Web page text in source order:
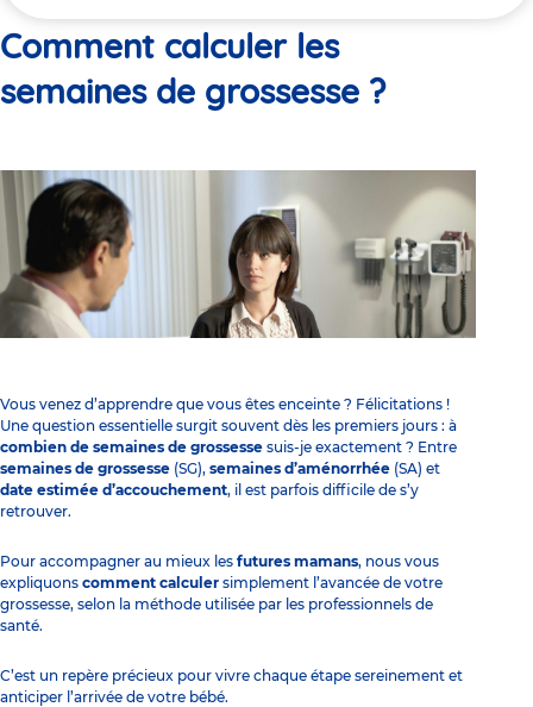
Comment calculer les
semaines de grossesse ?
Vous venez d’apprendre que vous êtes enceinte ? Félicitations !
Une question essentielle surgit souvent dès les premiers jours : à
combien de semaines de grossesse suis-je exactement ? Entre
semaines de grossesse (SG), semaines d’aménorrhée (SA) et
date estimée d’accouchement, il est parfois difficile de s’y
retrouver.
Pour accompagner au mieux les futures mamans, nous vous
expliquons comment calculer simplement l’avancée de votre
grossesse, selon la méthode utilisée par les professionnels de
santé.
C’est un repère précieux pour vivre chaque étape sereinement et
anticiper l’arrivée de votre bébé.